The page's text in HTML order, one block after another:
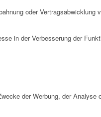
oder Vertragsabwicklung
in der Verbesserung der
der Werbung, der Analyse